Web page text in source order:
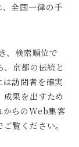
全国一律の手
、検索順位で
、京都の伝統と
訪問者を確実
果を出すため
からのWeb集客
覧ください。